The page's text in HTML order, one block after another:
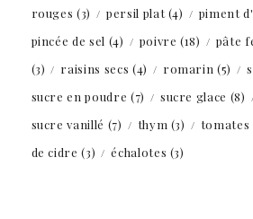
rouges (3) persil plat(4) piment
pincée de sel (4) poivre (18) pâte
(3)
raisins secs (4) romarin (5)
sucre en poudre (7) sucre glace (8)
sucre vanillé (7) thym (3) tomates
de cidre (3) échalotes (3)